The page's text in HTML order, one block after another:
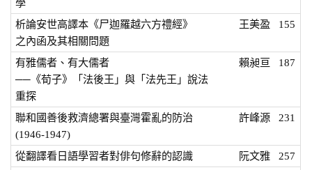
析論安世高譯本《尸迦羅越六方禮經》
之內函及其相關問題
王美盈 155
有雅儒者、有大儒者
──《荀子》「法後王」與「法先王」說法
重探
賴昶亘 187
聯和國善後救濟總署與臺灣霍亂的防治
(1946-1947)
許峰源 231
從翻譯看日語學習者對俳句修辭的認識 阮文雅
257